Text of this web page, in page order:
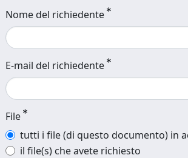
Nome del richiedente
E-mail del richiedente
File
tutti i file (di questo documento) in
il file(s) che avete richiesto